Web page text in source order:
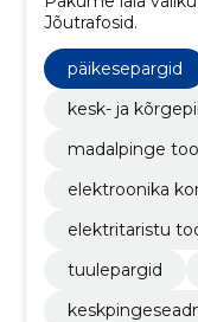
Jõutrafosid.
päikesepargid
kesk- ja
madalpinge
elektroonika
elektritaristu
tuulepargid